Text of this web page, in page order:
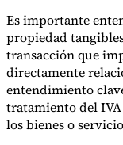
Expertos
Nuestros autores
Es importante
propiedad
transacción que
directamente
entendimiento
tratamiento del IVA
los bienes o